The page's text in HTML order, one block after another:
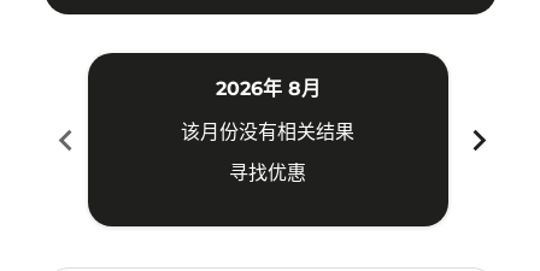
chevron_left
2026年 8月
该月份没有相关结果
寻找优惠
chevron_right